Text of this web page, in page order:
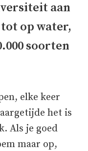
aan
op water,
soorten
elke keer
het is
Als je goed
maar op,